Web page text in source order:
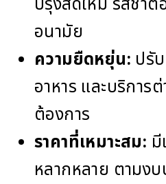
อนามัย
ความยืดหยุ่น: ปรั
อาหาร และบริการ
ต้องการ
ราคาที่เหมาะสม:
หลากหลาย ตามง